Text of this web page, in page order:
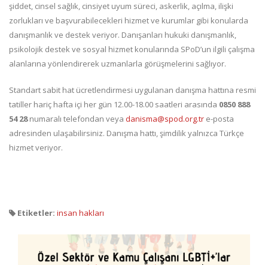
şiddet, cinsel sağlık, cinsiyet uyum süreci, askerlik, açılma, ilişki
zorlukları ve başvurabilecekleri hizmet ve kurumlar gibi konularda
danışmanlık ve destek veriyor. Danışanları hukuki danışmanlık,
psikolojik destek ve sosyal hizmet konularında SPoD’un ilgili çalışma
alanlarına yönlendirerek uzmanlarla görüşmelerini sağlıyor.
Standart sabit hat ücretlendirmesi uygulanan danışma hattına resmi
tatiller hariç hafta içi her gün 12.00-18.00 saatleri arasında 0850 888
54 28numaralı telefondan veya danisma@spod.org.tr e-posta
adresinden ulaşabilirsiniz. Danışma hattı, şimdilik yalnızca Türkçe
hizmet veriyor.
Etiketler: insan hakları